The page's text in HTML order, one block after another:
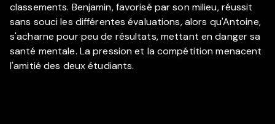
classements. Benjamin, favorisé par son milieu, réussit
sans souci les différentes évaluations, alors qu'Antoine,
s'acharne pour peu de résultats, mettant en danger sa
santé mentale. La pression et la compétition menacent
l'amitié des deux étudiants.